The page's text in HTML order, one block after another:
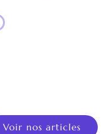
Voir nos articles